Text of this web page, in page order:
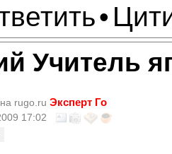
•
Учитель
на rugo.ru Эксперт Го
17:02